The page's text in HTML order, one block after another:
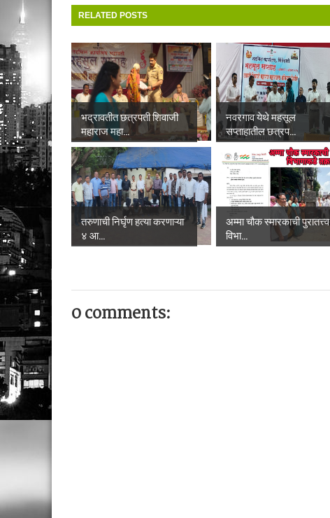
RELATED POSTS
भद्रावतीत छत्रपती शिवाजी
महाराज महा...
नवरगाव येथे महसूल
सप्ताहातील छत्रप...
तरुणाची निर्घृण हत्या करणाऱ्या
४ आ...
अम्मा चौक स्मारकाची पुरातत्त्व
विभा...
0 comments: